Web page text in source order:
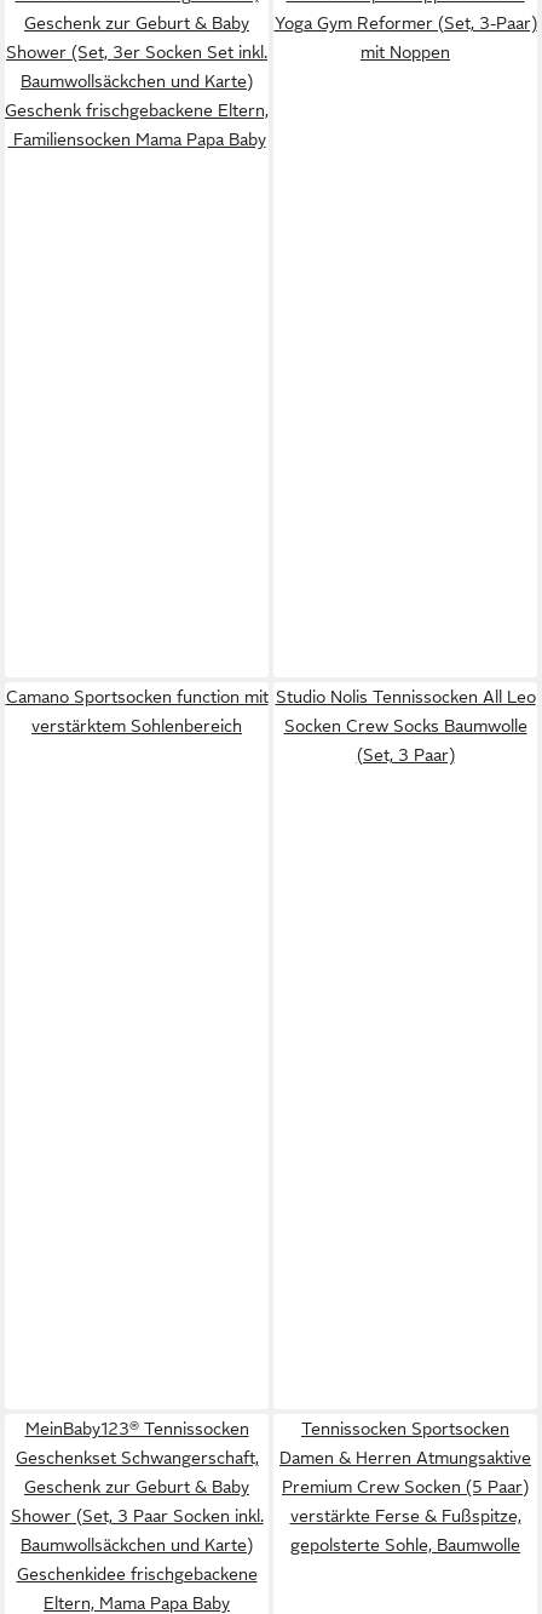
Geschenk zur Geburt & Baby
Shower (Set, 3er Socken Set inkl.
Baumwollsäckchen und Karte)
Geschenk frischgebackene Eltern,
Familiensocken Mama Papa Baby
Yoga Gym Reformer (Set, 3-Paar)
mit Noppen
Camano Sportsocken function mit
verstärktem Sohlenbereich
Studio Nolis Tennissocken All Leo
Socken Crew Socks Baumwolle
(Set, 3 Paar)
MeinBaby123® Tennissocken
Geschenkset Schwangerschaft,
Geschenk zur Geburt & Baby
Shower (Set, 3 Paar Socken inkl.
Baumwollsäckchen und Karte)
Geschenkidee frischgebackene
Eltern, Mama Papa Baby
Tennissocken Sportsocken
Damen & Herren Atmungsaktive
Premium Crew Socken (5 Paar)
verstärkte Ferse & Fußspitze,
gepolsterte Sohle, Baumwolle